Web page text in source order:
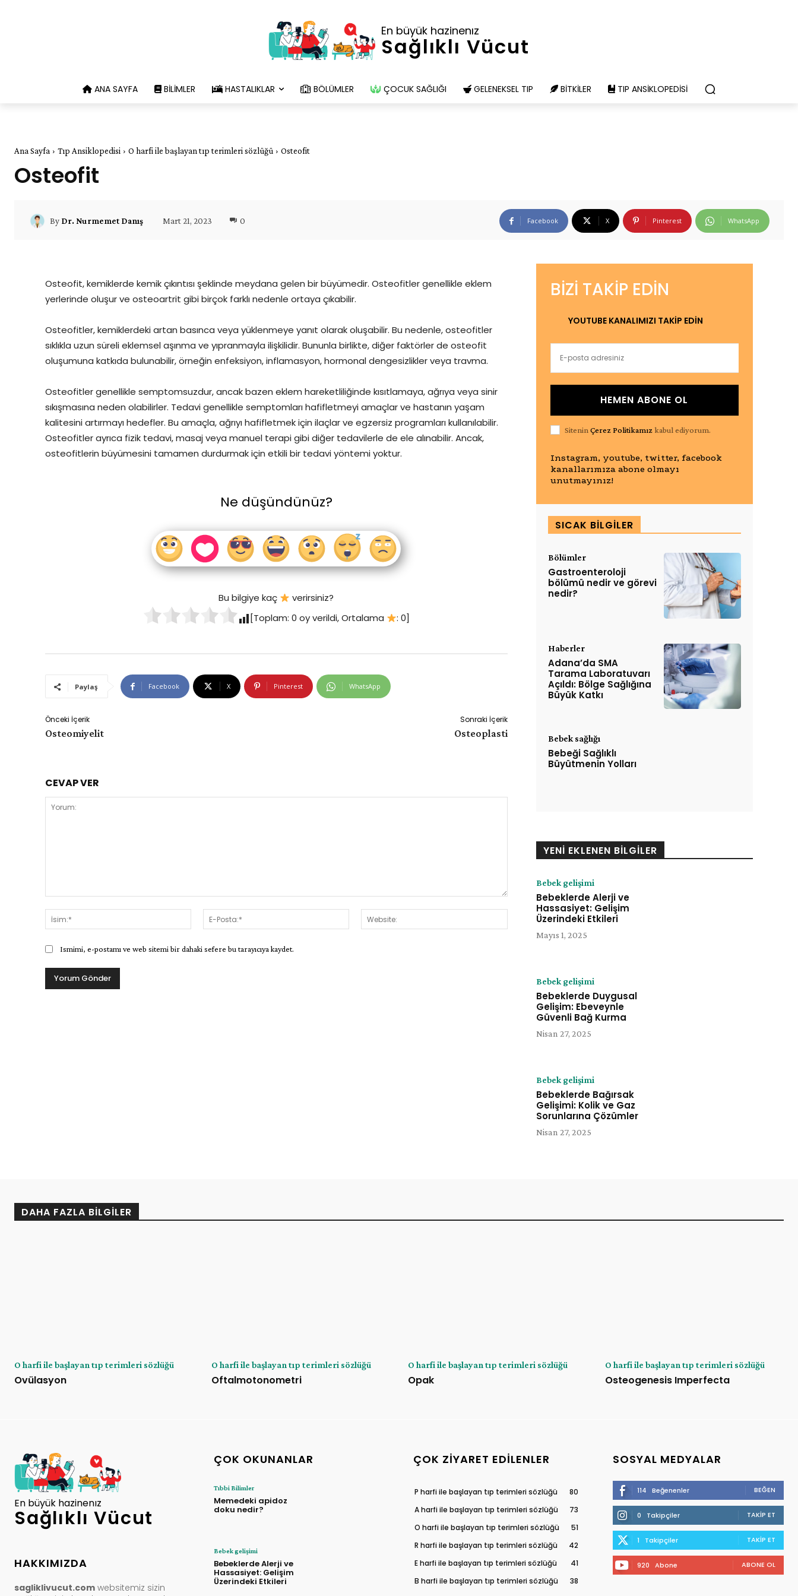
En büyük hazinenız
Sağlıklı Vücut
ANA SAYFA BILIMLER HASTALIKLAR BÖLÜMLER ÇOCUK SAĞLIĞI GELENEKSEL TIP BITKILER TIP ANSIKLOPEDISI
Ana Sayfa Tıp Ansiklopedisi O harfi ile başlayan tıp terimleri sözlüğü Osteofit
Osteofit
By Dr. Nurmemet Danış Mart 21, 2023 0 Facebook X Pinterest WhatsApp
Osteofit, kemiklerde kemik çıkıntısı şeklinde meydana gelen bir büyümedir. Osteofitler genellikle eklem
yerlerinde oluşur ve osteoartrit gibi birçok farklı nedenle ortaya çıkabilir.
Osteofitler, kemiklerdeki artan basınca veya yüklenmeye yanıt olarak oluşabilir. Bu nedenle, osteofitler
sıklıkla uzun süreli eklemsel aşınma ve yıpranmayla ilişkilidir. Bununla birlikte, diğer faktörler de osteofit
oluşumuna katkıda bulunabilir, örneğin enfeksiyon, inflamasyon, hormonal dengesizlikler veya travma.
Osteofitler genellikle semptomsuzdur, ancak bazen eklem hareketliliğinde kısıtlamaya, ağrıya veya sinir
sıkışmasına neden olabilirler. Tedavi genellikle semptomları hafifletmeyi amaçlar ve hastanın yaşam
kalitesini artırmayı hedefler. Bu amaçla, ağrıyı hafifletmek için ilaçlar ve egzersiz programları kullanılabilir.
Osteofitler ayrıca fizik tedavi, masaj veya manuel terapi gibi diğer tedavilerle de ele alınabilir. Ancak,
osteofitlerin büyümesini tamamen durdurmak için etkili bir tedavi yöntemi yoktur.
Ne düşündünüz?
Bu bilgiye kaç
verirsiniz?
[Toplam: 0 oy verildi, Ortalama : 0]
Paylaş Facebook X Pinterest WhatsApp
Önceki İçerik
Osteomiyelit
Sonraki İçerik
Osteoplasti
CEVAP VER
İsim:*
Posta:*
Website:
Ismimi, e-postamı ve web sitemi bir dahaki sefere bu tarayıcıya kaydet.
BIZI TAKIP EDIN
YOUTUBE KANALIMIZI TAKİP EDİN
HEMEN ABONE OL
Sitenin Çerez Politikamızkabul ediyorum.
Instagram, youtube, twitter, facebook
kanallarımıza abone olmayı
unutmayınız!
SICAK BILGILER
Bölümler
Gastroenteroloji
bölümü nedir ve görevi
nedir?
Haberler
Adana’da SMA
Tarama Laboratuvarı
Açıldı: Bölge Sağlığına
Büyük Katkı
Bebek sağlığı
Bebeği Sağlıklı
Büyütmenin Yolları
YENI EKLENEN BILGILER
Bebek gelişimi
Bebeklerde Alerji ve
Hassasiyet: Gelişim
Üzerindeki Etkileri
Mayıs 1, 2025
Bebek gelişimi
Bebeklerde Duygusal
Gelişim: Ebeveynle
Güvenli Bağ Kurma
Nisan 27, 2025
Bebek gelişimi
Bebeklerde Bağırsak
Gelişimi: Kolik ve Gaz
Sorunlarına Çözümler
Nisan 27, 2025
DAHA FAZLA BILGILER
O harfi ile başlayan tıp terimleri sözlüğü
Ovülasyon
O harfi ile başlayan tıp terimleri sözlüğü
Oftalmotonometri
O harfi ile başlayan tıp terimleri sözlüğü
Opak
O harfi ile başlayan tıp terimleri sözlüğü
Osteogenesis Imperfecta
En büyük hazinenız
Sağlıklı Vücut
HAKKIMIZDA
sagliklivucut.com websitemiz sizin
ÇOK OKUNANLAR
Tıbbi Bilimler
Memedeki apidoz
doku nedir?
Bebek gelişimi
Bebeklerde Alerji ve
Hassasiyet: Gelişim
Üzerindeki Etkileri
ÇOK ZIYARET EDILENLER
P harfi ile başlayan tıp terimleri sözlüğü
80
A harfi ile başlayan tıp terimleri sözlüğü
73
O harfi ile başlayan tıp terimleri sözlüğü
51
R harfi ile başlayan tıp terimleri sözlüğü
42
E harfi ile başlayan tıp terimleri sözlüğü
41
B harfi ile başlayan tıp terimleri sözlüğü
38
SOSYAL MEDYALAR
114 Beğenenler BEĞEN
0 Takipçiler TAKIP ET
1 Takipçiler TAKIP ET
920 Abone ABONE OL